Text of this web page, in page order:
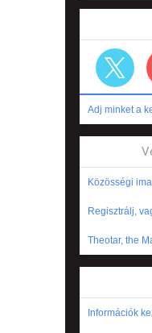
Adj minket a
Közösségi
Regisztrálj,
Theotar, the
Információk